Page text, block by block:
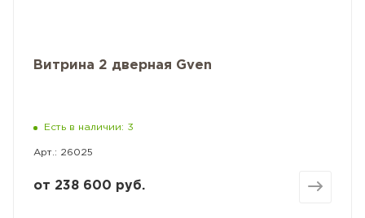
Витрина 2 дверная Gven
Есть в наличии: 3
Арт.: 26025
от 238 600 руб.